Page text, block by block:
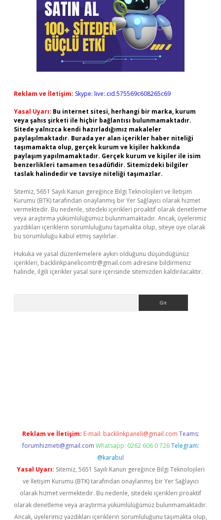
Reklam ve İletişim: Skype: live:.cid.575569c608265c69
Yasal Uyarı: Bu internet sitesi, herhangi bir marka, kurum
veya şahıs şirketi ile hiçbir bağlantısı bulunmamaktadır.
Sitede yalnızca kendi hazırladığımız makaleler
paylaşılmaktadır. Burada yer alan içerikler haber niteliği
taşımamakta olup, gerçek kurum ve kişiler hakkında
paylaşım yapılmamaktadır. Gerçek kurum ve kişiler ile isim
benzerlikleri tamamen tesadüfidir. Sitemizdeki bilgiler
taslak halindedir ve tavsiye niteliği taşımazlar.
Sitemiz, 5651 Sayılı Kanun gereğince Bilgi Teknolojileri ve İletişim
Kurumu (BTK) tarafından onaylanmış bir Yer Sağlayıcı olarak hizmet
vermektedir. Bu nedenle, sitedeki içerikleri proaktif olarak denetleme
veya araştırma yükümlülüğümüz bulunmamaktadır. Ancak, üyelerimiz
yazdıkları içeriklerin sorumluluğunu taşımakta olup, siteye üye olarak
bu sorumluluğu kabul etmiş sayılırlar.
Hukuka ve yasal düzenlemelere aykırı olduğunu düşündüğünüz
içerikleri, backlinkpanelicomtr@gmail.com adresine bildirmeniz
halinde, ilgili içerikler yasal süre içerisinde sitemizden kaldırılacaktır.
Reklam ve İletişim: E-mail: backlinkpaneli@gmail.com Teams:
forumhizmeti@gmail.com Whatsapp: 0262 606 0 726 Telegram:
@karabul
Yasal Uyarı: Sitemiz, 5651 Sayılı Kanun gereğince Bilgi Teknolojileri
ve İletişim Kurumu (BTK) tarafından onaylanmış bir Yer Sağlayıcı
olarak hizmet vermektedir. Bu nedenle, sitedeki içerikleri proaktif
olarak denetleme veya araştırma yükümlülüğümüz bulunmamaktadır.
Ancak, üyelerimiz yazdıkları içeriklerin sorumluluğunu taşımakta olup,